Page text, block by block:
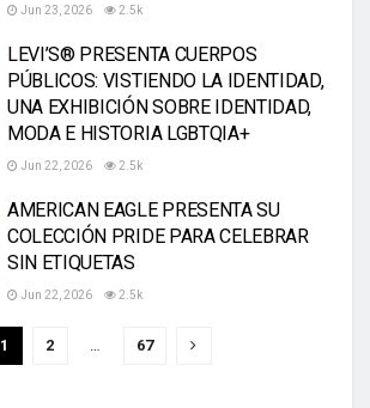
Jun 23, 2026 2.5k
LEVI’S® PRESENTA CUERPOS
PÚBLICOS: VISTIENDO LA IDENTIDAD,
UNA EXHIBICIÓN SOBRE IDENTIDAD,
MODA E HISTORIA LGBTQIA+
Jun 22, 2026 2.5k
AMERICAN EAGLE PRESENTA SU
COLECCIÓN PRIDE PARA CELEBRAR
SIN ETIQUETAS
Jun 22, 2026 2.5k
1 2 … 67